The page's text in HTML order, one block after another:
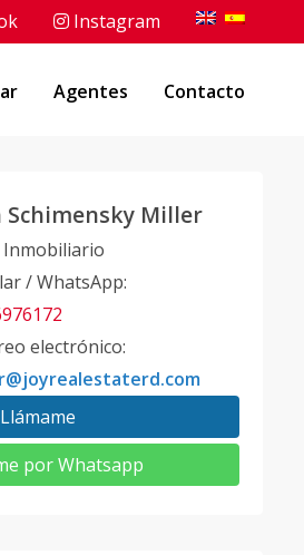
Instagram
Agentes Contacto
Schimensky Miller
Inmobiliario
/ WhatsApp:
electrónico:
Llámame
por Whatsapp